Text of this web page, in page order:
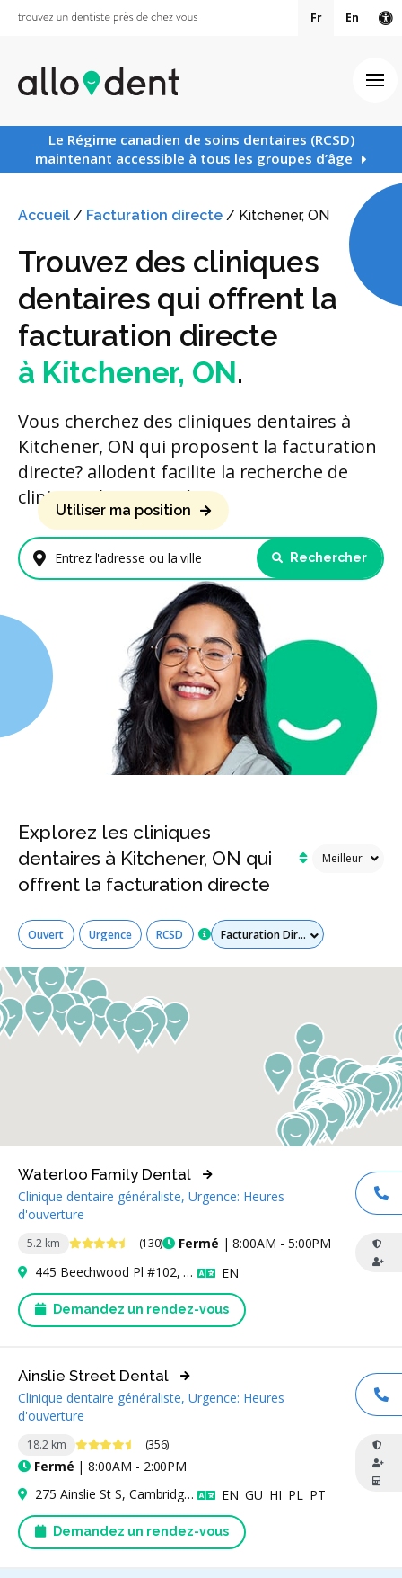
Fr En
Le Régime canadien de soins dentaires (RCSD)
maintenant accessible à tous les groupes d’âge
Accueil / Facturation directe / Kitchener, ON
Trouvez des cliniques
dentaires qui offrent la
facturation directe
à Kitchener, ON.
Vous cherchez des cliniques dentaires à
Kitchener, ON qui proposent la facturation
directe? allodent facilite la recherche de
cliniques à proximité.
Entrez l'adresse ou la ville
Utiliser ma position
Rechercher
Explorez les cliniques
dentaires à Kitchener, ON qui
offrent la facturation directe
Ouvert Urgence RCSD Tous les services
5.2 km 4.7 étoiles (130) Fermé | 8:00AM - 5:00PM
Waterloo Family Dental
Clinique dentaire généraliste, Urgence: Heures
d'ouverture
Demandez un rendez-vous
445 Beechwood Pl #102, Waterloo, ON N2T 1Z2, Canada EN
18.2 km 4.6 étoiles (356)
Fermé | 8:00AM - 2:00PM
Ainslie Street Dental
Clinique dentaire généraliste, Urgence: Heures
d'ouverture
Demandez un rendez-vous
275 Ainslie St S, Cambridge, ON N1R 3L3, Canada EN Anglais
GU Goudjarati
HI Hindi
PL Polonais
PT